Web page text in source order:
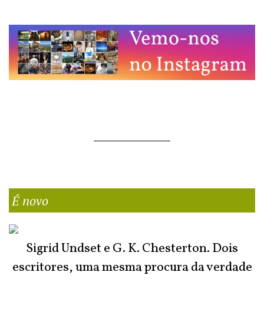
É novo
Sigrid Undset e G. K. Chesterton. Dois
escritores, uma mesma procura da verdade